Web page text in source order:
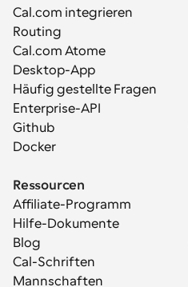
Cal.com integrieren
Routing
Cal.com Atome
Desktop-App
Häufig gestellte Fragen
Enterprise-API
Github
Docker
Ressourcen
Affiliate-Programm
Hilfe-Dokumente
Blog
Cal-Schriften
Mannschaften